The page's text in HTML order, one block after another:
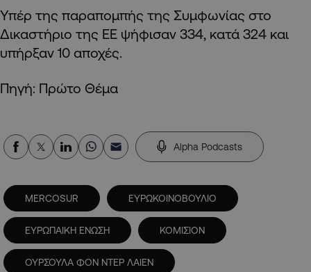
Υπέρ της παραπομπής της Συμφωνίας στο
Δικαστήριο της ΕΕ ψήφισαν 334, κατά 324 και
υπήρξαν 10 αποχές.
Πηγή: Πρώτο Θέμα
Alpha Podcasts
MERCOSUR ΕΥΡΩΚΟΙΝΟΒΟΥΛΙΟ
ΕΥΡΩΠΑΙΚΗ ΕΝΩΣΗ ΚΟΜΙΣΙΟΝ
ΟΥΡΣΟΥΛΑ ΦΟΝ ΝΤΕΡ ΛΑΙΕΝ